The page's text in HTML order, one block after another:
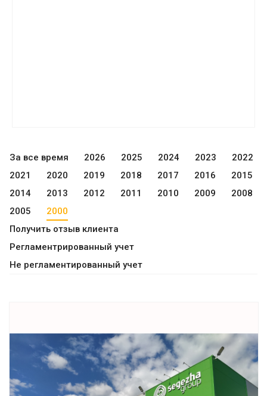
За все время 2026 2025 2024 2023
2022
2021
2020 2019 2018 2017 2016
2015
2014
2013 2012 2011 2010 2009
2008
2005
2000
Получить отзыв клиента
Регламентрированный учет
Не регламентированный учет